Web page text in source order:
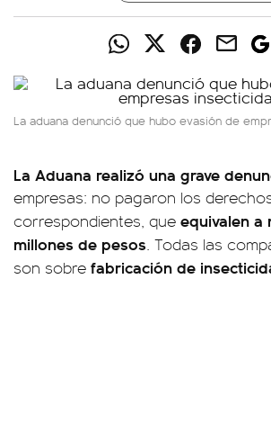
La aduana denunció que hubo evasión de
La Aduana realizó una grave
empresas: no pagaron los
correspondientes, que equivalen a
millones de pesos. Todas las
son sobre fabricación de